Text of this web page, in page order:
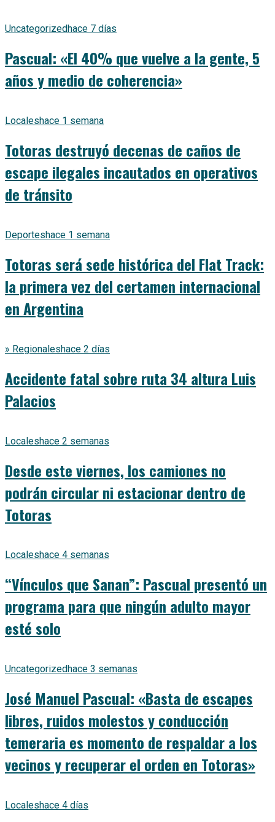
Uncategorized hace 7 días
Pascual: «El 40% que vuelve a la gente, 5
años y medio de coherencia»
Localeshace 1 semana
Totoras destruyó decenas de caños de
escape ilegales incautados en operativos
de tránsito
Deporteshace 1 semana
Totoras será sede histórica del Flat Track:
la primera vez del certamen internacional
en Argentina
» Regionaleshace 2 días
Accidente fatal sobre ruta 34 altura Luis
Palacios
Localeshace 2 semanas
Desde este viernes, los camiones no
podrán circular ni estacionar dentro de
Totoras
Localeshace 4 semanas
“Vínculos que Sanan”: Pascual presentó un
programa para que ningún adulto mayor
esté solo
Uncategorized hace 3 semanas
José Manuel Pascual: «Basta de escapes
libres, ruidos molestos y conducción
temeraria es momento de respaldar a los
vecinos y recuperar el orden en Totoras»
Localeshace 4 días